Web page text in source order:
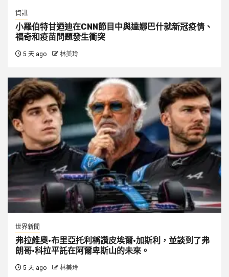
資訊
小羅伯特甘迺迪在CNN節目中與達娜巴什就新冠疫情、
福奇和疫苗問題發生衝突
5 天 ago 林美玲
世界新聞
弗拉維奧·布里亞托利稱讚皮埃爾·加斯利，並談到了弗
朗哥·科拉平託在阿爾卑斯山的未來。
5 天 ago 林美玲